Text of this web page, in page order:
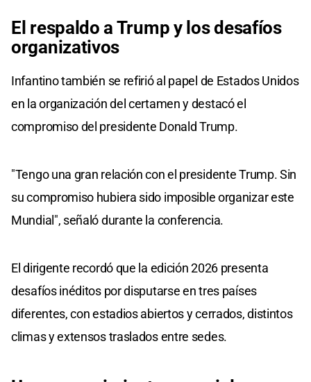
El respaldo a Trump y los desafíos
organizativos
Infantino también se refirió al papel de Estados Unidos
en la organización del certamen y destacó el
compromiso del presidente Donald Trump.
"Tengo una gran relación con el presidente Trump. Sin
su compromiso hubiera sido imposible organizar este
Mundial", señaló durante la conferencia.
El dirigente recordó que la edición 2026 presenta
desafíos inéditos por disputarse en tres países
diferentes, con estadios abiertos y cerrados, distintos
climas y extensos traslados entre sedes.